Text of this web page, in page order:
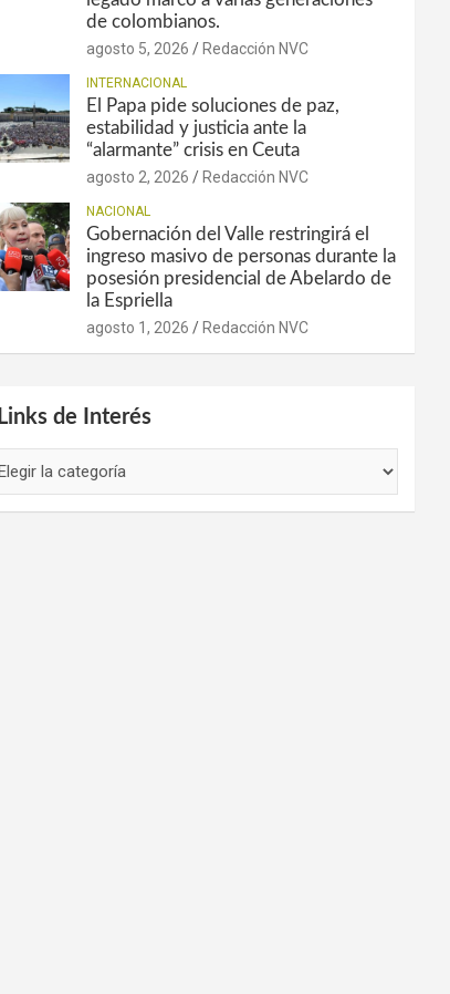
de colombianos.
agosto 5, 2026 Redacción NVC
INTERNACIONAL
El Papa pide soluciones de paz,
estabilidad y justicia ante la
“alarmante” crisis en Ceuta
agosto 2, 2026 Redacción NVC
NACIONAL
Gobernación del Valle restringirá el
ingreso masivo de personas durante la
posesión presidencial de Abelardo de
la Espriella
agosto 1, 2026 Redacción NVC
Links de Interés